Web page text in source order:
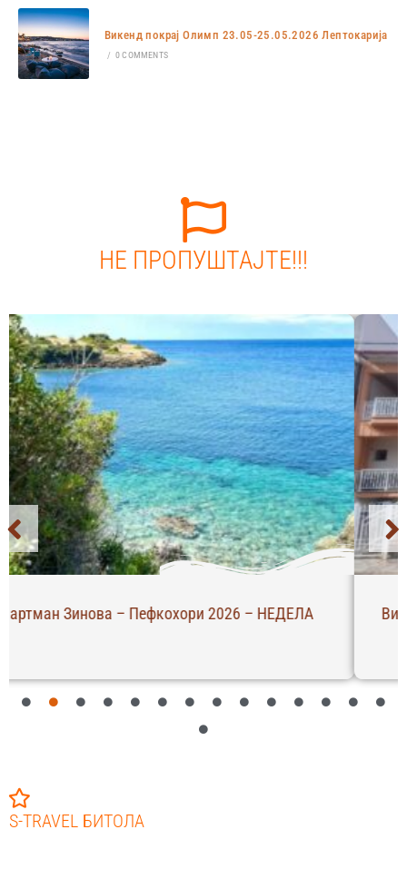
Викенд покрај Олимп 23.05-25.05.2026 Лептокарија
/ 0 COMMENTS
НЕ ПРОПУШТАЈТЕ!!!
Вила Валентино – Лептокарија 2026 – САБОТА
S-TRAVEL БИТОЛА